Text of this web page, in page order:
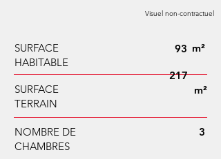
Visuel non-contractuel
SURFACE
HABITABLE
93
SURFACE
TERRAIN
m²
NOMBRE DE
CHAMBRES
3
217
m²